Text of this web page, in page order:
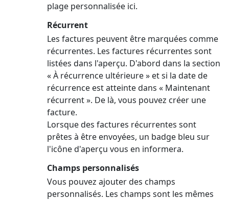
plage personnalisée ici.
Récurrent
Les factures peuvent être marquées comme
récurrentes. Les factures récurrentes sont
listées dans l'aperçu. D'abord dans la section
« À récurrence ultérieure » et si la date de
récurrence est atteinte dans « Maintenant
récurrent ». De là, vous pouvez créer une
facture.
Lorsque des factures récurrentes sont
prêtes à être envoyées, un badge bleu sur
l'icône d'aperçu vous en informera.
Champs personnalisés
Vous pouvez ajouter des champs
personnalisés. Les champs sont les mêmes